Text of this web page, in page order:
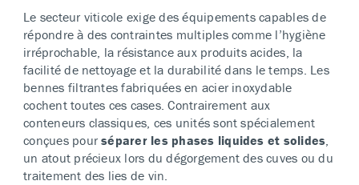
Le secteur viticole exige des équipements capables de
répondre à des contraintes multiples comme l’hygiène
irréprochable, la résistance aux produits acides, la
facilité de nettoyage et la durabilité dans le temps. Les
bennes filtrantes fabriquées en acier inoxydable
cochent toutes ces cases. Contrairement aux
conteneurs classiques, ces unités sont spécialement
conçues pourséparer les phases liquides et solides,
un atout précieux lors du dégorgement des cuves ou du
traitement des lies de vin.